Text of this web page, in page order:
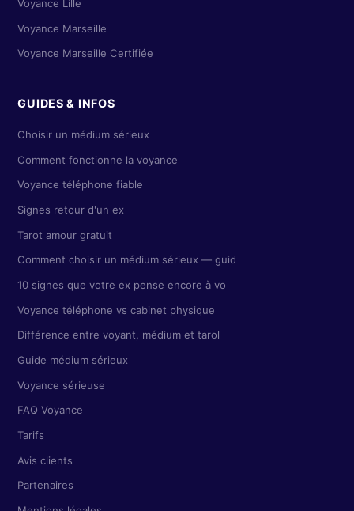
Voyance Lille
Voyance Marseille
Voyance Marseille Certifiée
GUIDES & INFOS
Choisir un médium sérieux
Comment fonctionne la voyance
Voyance téléphone fiable
Signes retour d'un ex
Tarot amour gratuit
Comment choisir un médium sérieux — guid
10 signes que votre ex pense encore à vo
Voyance téléphone vs cabinet physique
Différence entre voyant, médium et tarol
Guide médium sérieux
Voyance sérieuse
FAQ Voyance
Tarifs
Avis clients
Partenaires